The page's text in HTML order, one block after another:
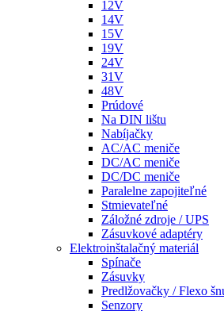
12V
14V
15V
19V
24V
31V
48V
Prúdové
Na DIN lištu
Nabíjačky
AC/AC meniče
DC/AC meniče
DC/DC meniče
Paralelne zapojiteľné
Stmievateľné
Záložné zdroje / UPS
Zásuvkové adaptéry
Elektroinštalačný materiál
Spínače
Zásuvky
Predlžovačky / Flexo
Senzory